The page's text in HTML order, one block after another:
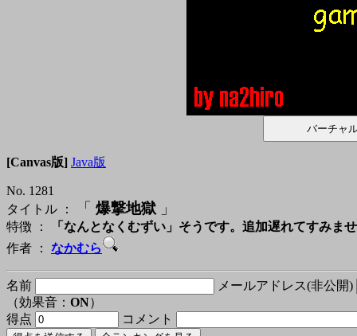
[Canvas版] Java版
No. 1281
タイトル ：
「 爆撃地獄 」
特徴 ：
「なんとなくむずい」そうです。追加遅れてすみま
作者 ： なかむら
名前
メールアドレス(非公開)
（効果音： ON）
得点
コメント